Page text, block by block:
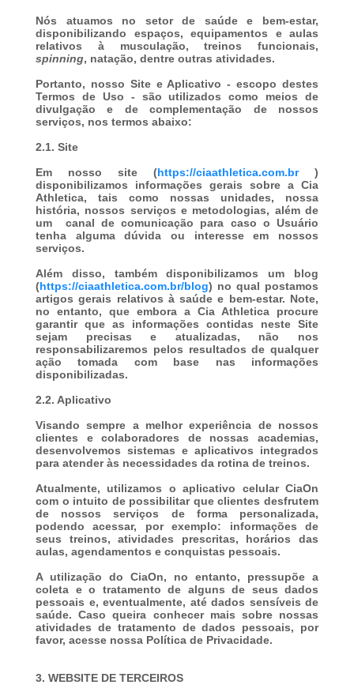
Nós atuamos no setor de saúde e bem-estar,
disponibilizando espaços, equipamentos e aulas
relativos à musculação, treinos funcionais,
spinning, natação, dentre outras atividades.
Portanto, nosso Site e Aplicativo - escopo destes
Termos de Uso - são utilizados como meios de
divulgação e de complementação de nossos
serviços, nos termos abaixo:
2.1. Site
Em nosso site (https://ciaathletica.com.br
)
disponibilizamos informações gerais sobre a Cia
Athletica, tais como nossas unidades, nossa
história, nossos serviços e metodologias, além de
um canal de comunicação para caso o Usuário
tenha alguma dúvida ou interesse em nossos
serviços.
Além disso, também disponibilizamos um blog
(https://ciaathletica.com.br/blog) no qual postamos
artigos gerais relativos à saúde e bem-estar. Note,
no entanto, que embora a Cia Athletica procure
garantir que as informações contidas neste Site
sejam precisas e atualizadas, não nos
responsabilizaremos pelos resultados de qualquer
ação tomada com base nas informações
disponibilizadas.
2.2. Aplicativo
Visando sempre a melhor experiência de nossos
clientes e colaboradores de nossas academias,
desenvolvemos sistemas e aplicativos integrados
para atender às necessidades da rotina de treinos.
Atualmente, utilizamos o aplicativo celular CiaOn
com o intuito de possibilitar que clientes desfrutem
de nossos serviços de forma personalizada,
podendo acessar, por exemplo: informações de
seus treinos, atividades prescritas, horários das
aulas, agendamentos e conquistas pessoais.
A utilização do CiaOn, no entanto, pressupõe a
coleta e o tratamento de alguns de seus dados
pessoais e, eventualmente, até dados sensíveis de
saúde. Caso queira conhecer mais sobre nossas
atividades de tratamento de dados pessoais, por
favor, acesse nossa Política de Privacidade.
3. WEBSITE DE TERCEIROS